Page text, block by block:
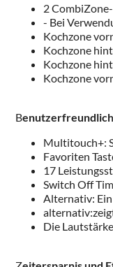
2
- Bei
Kochzone
Kochzone
Kochzone
Kochzone
B
Multitouch+:
Favoriten
17
Switch Off
Alternativ: Ein
Die